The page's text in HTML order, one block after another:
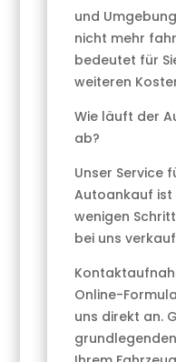
und
nicht mehr
bedeutet für
weiteren
Wie läuft der
ab?
Unser Service
Autoankauf ist
wenigen
bei uns
Online-
uns direkt an.